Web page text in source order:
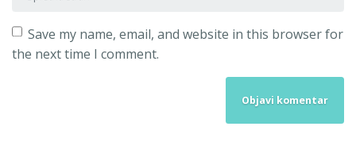
Save my name, email, and website in this browser for
the next time I comment.